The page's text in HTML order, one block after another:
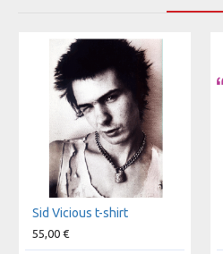
Sid Vicious t-shirt
55,00 €